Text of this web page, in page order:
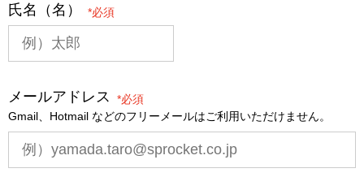
氏名（名） *
メールアドレス
*
Gmail、Hotmail などのフリーメールはご利用いただけません。